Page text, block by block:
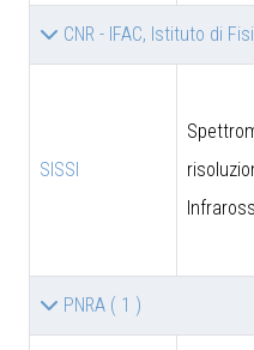
CNR - IFAC, Istituto di
SISSI
PNRA ( 1 )